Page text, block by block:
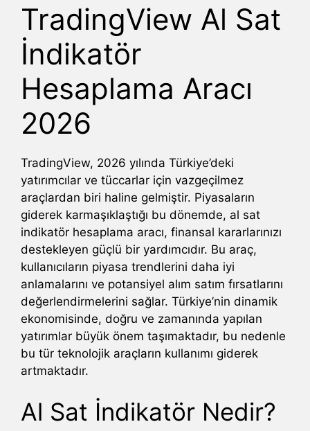
TradingView Al Sat
İndikatör
Hesaplama Aracı
2026
TradingView, 2026 yılında Türkiye’deki
yatırımcılar ve tüccarlar için vazgeçilmez
araçlardan biri haline gelmiştir. Piyasaların
giderek karmaşıklaştığı bu dönemde, al sat
indikatör hesaplama aracı, finansal kararlarınızı
destekleyen güçlü bir yardımcıdır. Bu araç,
kullanıcıların piyasa trendlerini daha iyi
anlamalarını ve potansiyel alım satım fırsatlarını
değerlendirmelerini sağlar. Türkiye’nin dinamik
ekonomisinde, doğru ve zamanında yapılan
yatırımlar büyük önem taşımaktadır, bu nedenle
bu tür teknolojik araçların kullanımı giderek
artmaktadır.
Al Sat İndikatör Nedir?